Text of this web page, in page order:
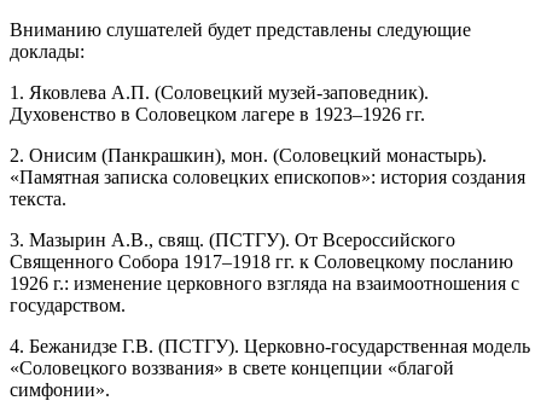
Вниманию слушателей будет представлены следующие
доклады:
1. Яковлева А.П. (Соловецкий музей-заповедник).
Духовенство в Соловецком лагере в 1923–1926 гг.
2. Онисим (Панкрашкин), мон. (Соловецкий монастырь).
«Памятная записка соловецких епископов»: история создания
текста.
3. Мазырин А.В., свящ. (ПСТГУ). От Всероссийского
Священного Собора 1917–1918 гг. к Соловецкому посланию
1926 г.: изменение церковного взгляда на взаимоотношения с
государством.
4. Бежанидзе Г.В. (ПСТГУ). Церковно-государственная модель
«Соловецкого воззвания» в свете концепции «благой
симфонии».